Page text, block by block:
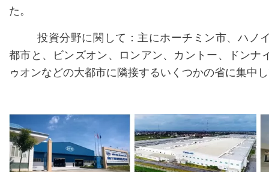
た。
投資分野に関して：主にホーチミン市、ハノ
都市と、ビンズオン、ロンアン、カントー、ドンナ
ゥオンなどの大都市に隣接するいくつかの省に集中